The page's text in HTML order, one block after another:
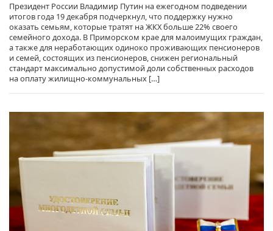
Президент России Владимир Путин на ежегодном подведении
итогов года 19 декабря подчеркнул, что поддержку нужно
оказать семьям, которые тратят на ЖКХ больше 22% своего
семейного дохода. В Приморском крае для малоимущих граждан,
а также для неработающих одиноко проживающих пенсионеров
и семей, состоящих из пенсионеров, снижен региональный
стандарт максимально допустимой доли собственных расходов
на оплату жилищно-коммунальных […]